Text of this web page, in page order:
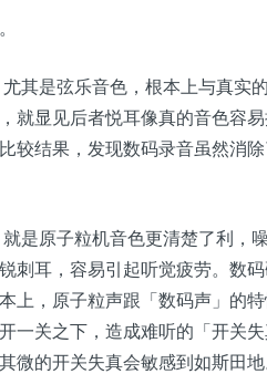
其是弦乐音色，根本上与真实
就显见后者悦耳像真的音色容
较结果，发现数码录音虽然消
是原子粒机音色更清楚了利，
刺耳，容易引起听觉疲劳。数
上，原子粒声跟「数码声」的
一关之下，造成难听的「开关
微的开关失真会敏感到如斯田